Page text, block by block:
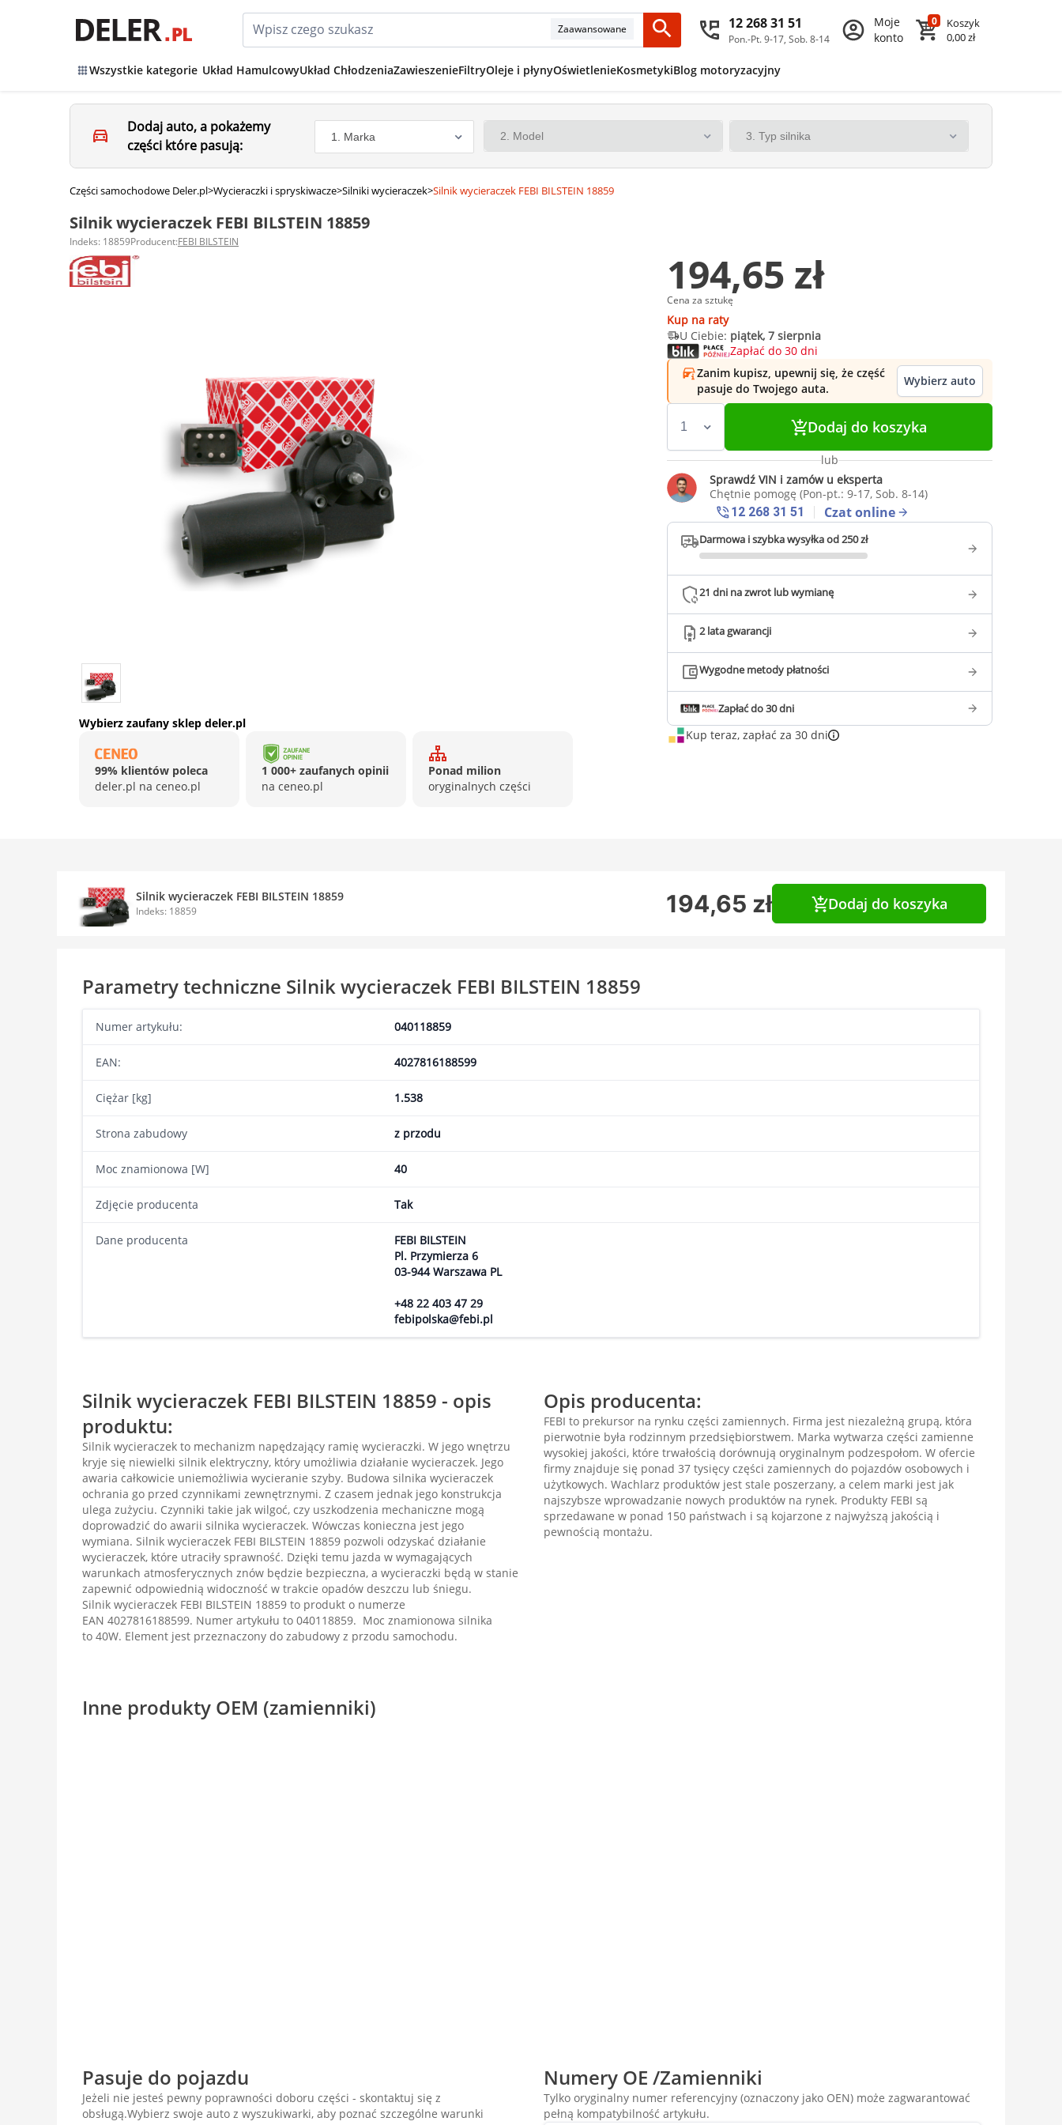
Zaawansowane 12 268 31 51
Pon.-Pt. 9-17, Sob. 8-14
Moje
konto
0
Koszyk
0,00 zł
Wszystkie kategorie Układ HamulcowyUkład ChłodzeniaZawieszenieFiltryOleje i płynyOświetlenieKosmetykiBlog motoryzacyjny
Dodaj auto, a pokażemy
części które pasują:
Części samochodowe Deler.pl>Wycieraczki i spryskiwacze>Silniki wycieraczek>Silnik wycieraczek FEBI BILSTEIN 18859
Silnik wycieraczek FEBI BILSTEIN 18859
Indeks: 18859Producent:FEBI BILSTEIN
194,65 zł
Cena za sztukę
Kup na raty
U Ciebie: piątek, 7 sierpnia
Zapłać do 30 dni
Zanim kupisz, upewnij się, że część
pasuje do Twojego auta.
Wybierz auto
Dodaj do koszyka
lub
Sprawdź VIN i zamów u eksperta
Chętnie pomogę (Pon-pt.: 9-17, Sob. 8-14)
12 268 31 51
Czat online
Darmowa i szybka wysyłka od 250 zł
21 dni na zwrot lub wymianę
2 lata gwarancji
Wygodne metody płatności
Zapłać do 30 dni
Kup teraz, zapłać za 30 dni
Wybierz zaufany sklep deler.pl
99% klientów poleca
deler.pl na ceneo.pl
1 000+ zaufanych opinii
na ceneo.pl
Ponad milion
oryginalnych części
Silnik wycieraczek FEBI BILSTEIN 18859
Indeks: 18859 194,65 zł Dodaj do koszyka
Parametry techniczne Silnik wycieraczek FEBI BILSTEIN 18859
Numer artykułu: 040118859
EAN: 4027816188599
Ciężar [kg] 1.538
Strona zabudowy z przodu
Moc znamionowa [W] 40
Zdjęcie producenta Tak
Dane producenta
FEBI BILSTEIN
Pl. Przymierza 6
03-944 Warszawa PL
+48 22 403 47 29
febipolska@febi.pl
Silnik wycieraczek FEBI BILSTEIN 18859 - opis
produktu:
Silnik wycieraczek to mechanizm napędzający ramię wycieraczki. W jego wnętrzu
kryje się niewielki silnik elektryczny, który umożliwia działanie wycieraczek. Jego
awaria całkowicie uniemożliwia wycieranie szyby. Budowa silnika wycieraczek
ochrania go przed czynnikami zewnętrznymi. Z czasem jednak jego konstrukcja
ulega zużyciu. Czynniki takie jak wilgoć, czy uszkodzenia mechaniczne mogą
doprowadzić do awarii silnika wycieraczek. Wówczas konieczna jest jego
wymiana. Silnik wycieraczek FEBI BILSTEIN 18859 pozwoli odzyskać działanie
wycieraczek, które utraciły sprawność. Dzięki temu jazda w wymagających
warunkach atmosferycznych znów będzie bezpieczna, a wycieraczki będą w stanie
zapewnić odpowiednią widoczność w trakcie opadów deszczu lub śniegu.
Silnik wycieraczek FEBI BILSTEIN 18859 to produkt o numerze
EAN 4027816188599. Numer artykułu to 040118859. Moc znamionowa silnika
to 40W. Element jest przeznaczony do zabudowy z przodu samochodu.
Opis producenta:
FEBI to prekursor na rynku części zamiennych. Firma jest niezależną grupą, która
pierwotnie była rodzinnym przedsiębiorstwem. Marka wytwarza części zamienne
wysokiej jakości, które trwałością dorównują oryginalnym podzespołom. W ofercie
firmy znajduje się ponad 37 tysięcy części zamiennych do pojazdów osobowych i
użytkowych. Wachlarz produktów jest stale poszerzany, a celem marki jest jak
najszybsze wprowadzanie nowych produktów na rynek. Produkty FEBI są
sprzedawane w ponad 150 państwach i są kojarzone z najwyższą jakością i
pewnością montażu.
Inne produkty OEM (zamienniki)
Pasuje do pojazdu
Jeżeli nie jesteś pewny poprawności doboru części - skontaktuj się z
obsługą.Wybierz swoje auto z wyszukiwarki, aby poznać szczególne warunki
Numery OE /Zamienniki
Tylko oryginalny numer referencyjny (oznaczony jako OEN) może zagwarantować
pełną kompatybilność artykułu.